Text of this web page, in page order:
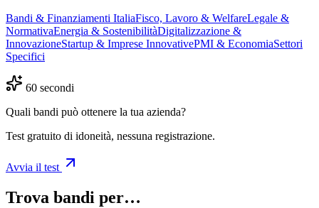
Bandi & Finanziamenti ItaliaFisco, Lavoro & WelfareLegale &
NormativaEnergia & SostenibilitàDigitalizzazione &
InnovazioneStartup & Imprese InnovativePMI & EconomiaSettori
Specifici
60 secondi
Quali bandi può ottenere la tua azienda?
Test gratuito di idoneità, nessuna registrazione.
Avvia il test
Trova bandi per…